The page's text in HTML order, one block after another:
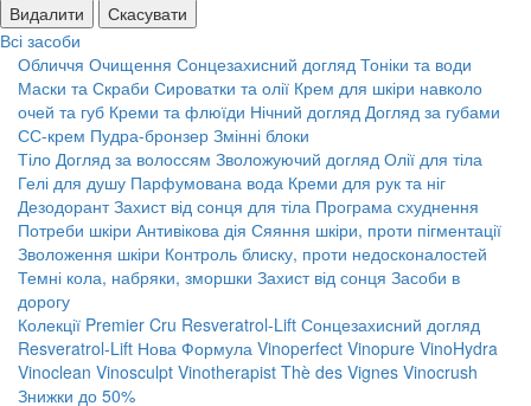
Видалити
Скасувати
Всі засоби
Обличчя Очищення Сонцезахисний догляд Тоніки та води
Маски та Скраби Сироватки та олії Крем для шкіри навколо
очей та губ Креми та флюїди Нічний догляд Догляд за губами
СС-крем Пудра-бронзер Змінні блоки
Тіло Догляд за волоссям Зволожуючий догляд Олії для тіла
Гелі для душу Парфумована вода Креми для рук та ніг
Дезодорант Захист від сонця для тіла Програма схуднення
Потреби шкіри Антивікова дія Сяяння шкіри, проти пігментації
Зволоження шкіри Контроль блиску, проти недосконалостей
Темні кола, набряки, зморшки Захист від сонця Засоби в
дорогу
Колекції Premier Cru Resveratrol-Lift Сонцезахисний догляд
Resveratrol-Lift Нова Формула Vinoperfect Vinopure VinoHydra
Vinoclean Vinosculpt Vinotherapist Thè des Vignes Vinocrush
Знижки до 50%